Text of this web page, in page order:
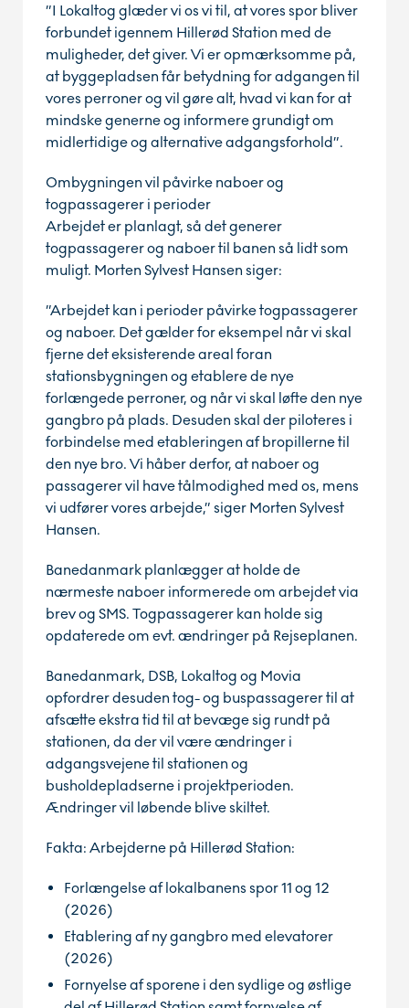
”I Lokaltog glæder vi os vi til, at vores spor bliver
forbundet igennem Hillerød Station med de
muligheder, det giver. Vi er opmærksomme på,
at byggepladsen får betydning for adgangen til
vores perroner og vil gøre alt, hvad vi kan for at
mindske generne og informere grundigt om
midlertidige og alternative adgangsforhold”.
Ombygningen vil påvirke naboer og
togpassagerer i perioder
Arbejdet er planlagt, så det generer
togpassagerer og naboer til banen så lidt som
muligt. Morten Sylvest Hansen siger:
”Arbejdet kan i perioder påvirke togpassagerer
og naboer. Det gælder for eksempel når vi skal
fjerne det eksisterende areal foran
stationsbygningen og etablere de nye
forlængede perroner, og når vi skal løfte den nye
gangbro på plads. Desuden skal der piloteres i
forbindelse med etableringen af bropillerne til
den nye bro. Vi håber derfor, at naboer og
passagerer vil have tålmodighed med os, mens
vi udfører vores arbejde,” siger Morten Sylvest
Hansen.
Banedanmark planlægger at holde de
nærmeste naboer informerede om arbejdet via
brev og SMS. Togpassagerer kan holde sig
opdaterede om evt. ændringer på Rejseplanen.
Banedanmark, DSB, Lokaltog og Movia
opfordrer desuden tog- og buspassagerer til at
afsætte ekstra tid til at bevæge sig rundt på
stationen, da der vil være ændringer i
adgangsvejene til stationen og
busholdepladserne i projektperioden.
Ændringer vil løbende blive skiltet.
Fakta: Arbejderne på Hillerød Station:
Forlængelse af lokalbanens spor 11 og 12
(2026)
Etablering af ny gangbro med elevatorer
(2026)
Fornyelse af sporene i den sydlige og østlige